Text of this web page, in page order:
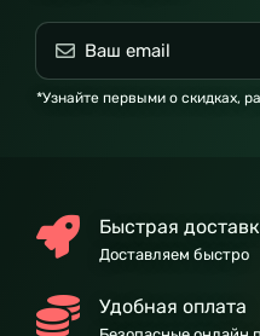
*Узнайте первыми о скидках,
Быстрая
Доставляем быстро
Удобная оплата